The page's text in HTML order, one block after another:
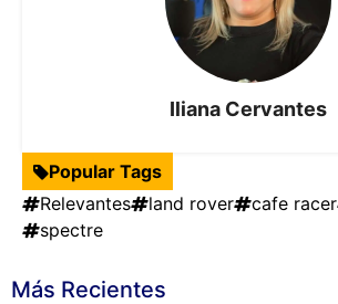
Iliana Cervantes
Popular Tags
Relevantes
land rover cafe racer
spectre
Más Recientes